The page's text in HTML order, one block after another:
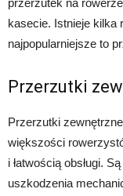
przerzutek na
kasecie. Istnieje kilka
najpopularniejsze to
Przerzutki
Przerzutki
większości
i łatwością obsługi.
uszkodzenia